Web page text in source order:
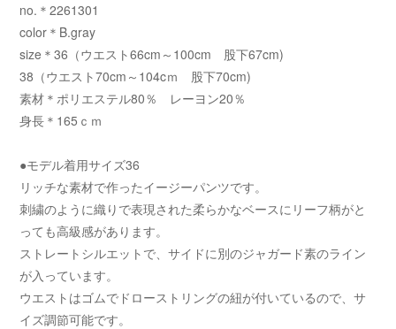
no.＊2261301
color＊B.gray
size＊36（ウエスト66cm～100cm 股下67cm)
38（ウエスト70cm～104cｍ 股下70cm)
素材＊ポリエステル80％ レーヨン20％
身長＊165ｃｍ
●モデル着用サイズ36
リッチな素材で作ったイージーパンツです。
刺繍のように織りで表現された柔らかなベースにリーフ柄がと
っても高級感があります。
ストレートシルエットで、サイドに別のジャガード素のライン
が入っています。
ウエストはゴムでドローストリングの紐が付いているので、サ
イズ調節可能です。